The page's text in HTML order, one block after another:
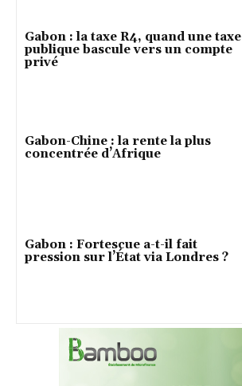
Gabon : la taxe R4, quand une taxe
publique bascule vers un compte
privé
Gabon-Chine : la rente la plus
concentrée d’Afrique
Gabon : Fortescue a-t-il fait
pression sur l’État via Londres ?